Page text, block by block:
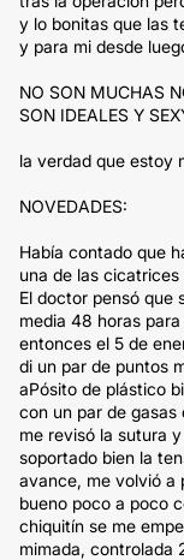
y lo bonitas que las
y para mi desde
NO SON MUCHAS
SON IDEALES Y
la verdad que estoy
NOVEDADES:
Había contado que
una de las cicatrices
El doctor pensó que
media 48 horas
entonces el 5 de
di un par de puntos
aPósito de plástico
con un par de
me revisó la sutura
soportado bien la
avance, me volvió a
bueno poco a poco
chiquitín se me
mimada, controlada